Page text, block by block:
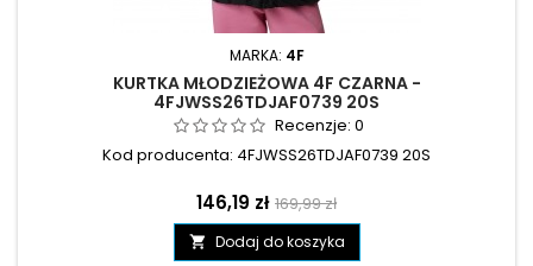
MARKA: 4F
KURTKA MŁODZIEŻOWA 4F CZARNA -
4FJWSS26TDJAF0739 20S
Recenzje: 0
Kod producenta: 4FJWSS26TDJAF0739 20S
Cena
146,19 zł Cena
podstawowa
169,99 zł
 Dodaj do koszyka